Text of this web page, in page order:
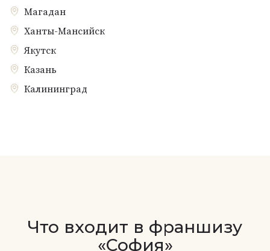
Магадан
Ханты-Мансийск
Якутск
Казань
Калининград
Что входит в франшизу
«София»